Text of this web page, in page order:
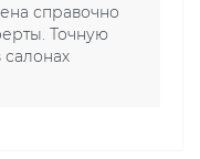
справочно
Точную